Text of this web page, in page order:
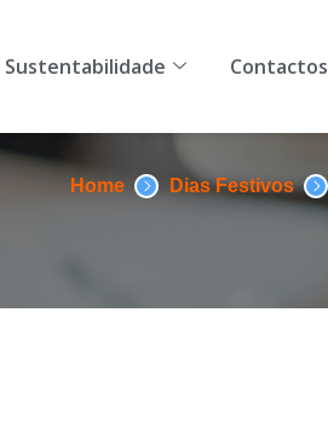
Sustentabilidade Contactos
Home Dias Festivos